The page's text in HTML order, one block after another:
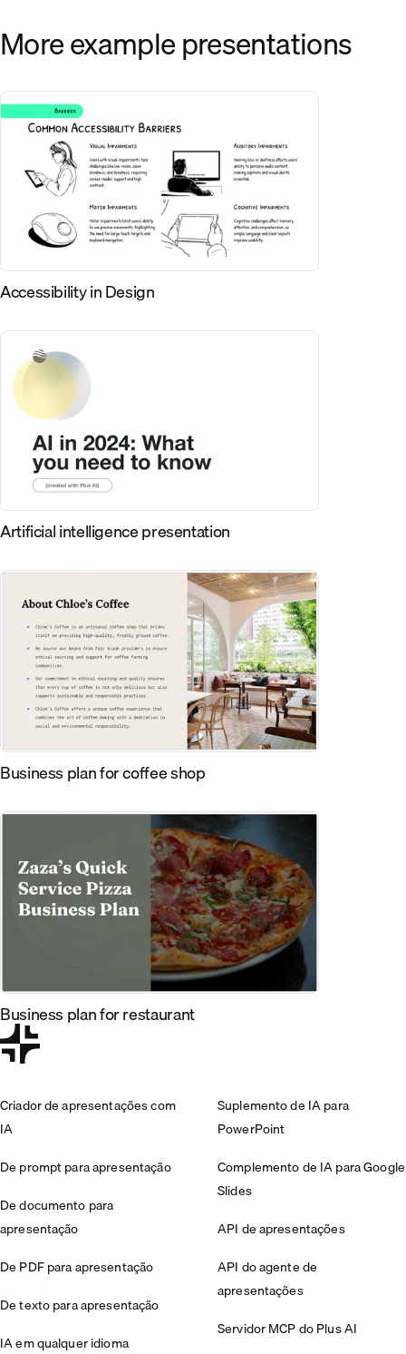
More example presentations
Accessibility in Design
Artificial intelligence presentation
Business plan for coffee shop
Business plan for restaurant
Criador de apresentações com
IA
De prompt para apresentação
De documento para
apresentação
De PDF para apresentação
De texto para apresentação
IA em qualquer idioma
Suplemento de IA para
PowerPoint
Complemento de IA para Google
Slides
API de apresentações
API do agente de
apresentações
Servidor MCP do Plus AI